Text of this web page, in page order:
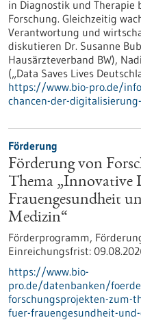
in Diagnostik und
Forschung. Gleichzeitig
Verantwortung und
diskutieren Dr. Susanne
Hausärzteverband BW),
(„Data Saves Lives
https://www.bio-pro.de/
chancen-der-
Förderung
Förderung von
Thema „Innovative
Frauengesundheit
Medizin“
Förderprogramm,
Einreichungsfrist:
https://www.bio-
pro.de/datenbanken/
forschungsprojekten-zum-
fuer-frauengesundheit-